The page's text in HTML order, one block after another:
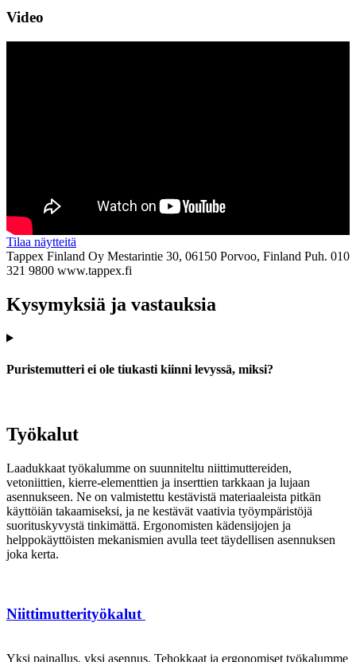
Video
Tilaa näytteitä
Tappex Finland Oy Mestarintie 30, 06150 Porvoo, Finland Puh. 010
321 9800 www.tappex.fi
Kysymyksiä ja vastauksia
Puristemutteri ei ole tiukasti kiinni levyssä, miksi?
Työkalut
Laadukkaat työkalumme on suunniteltu niittimuttereiden,
vetoniittien, kierre-elementtien ja inserttien tarkkaan ja lujaan
asennukseen. Ne on valmistettu kestävistä materiaaleista pitkän
käyttöiän takaamiseksi, ja ne kestävät vaativia työympäristöjä
suorituskyvystä tinkimättä. Ergonomisten kädensijojen ja
helppokäyttöisten mekanismien avulla teet täydellisen asennuksen
joka kerta.
Niittimutterityökalut
Yksi painallus, yksi asennus. Tehokkaat ja ergonomiset työkalumme